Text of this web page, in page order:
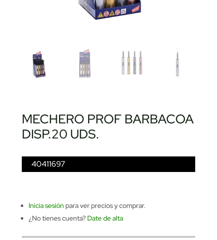
MECHERO PROF BARBACOA
DISP.20 UDS.
40411697
Inicia sesión para ver precios y comprar.
¿No tienes cuenta? Date de alta